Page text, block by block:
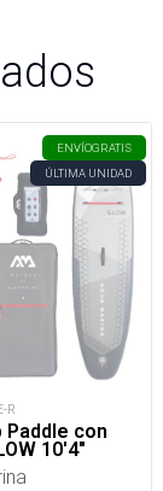
ENVÍOGRATIS
ÚLTIMA UNIDAD
R
Paddle con
10'4"